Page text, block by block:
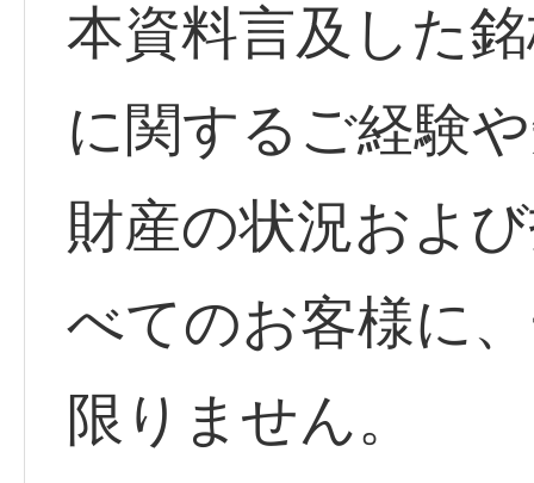
本資料言及した
に関するご経験
財産の状況およ
べてのお客様に
限りません。